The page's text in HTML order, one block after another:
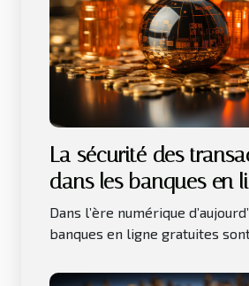
La sécurité des
dans les banques en
gratuites
Dans l’ère numérique
banques en ligne gratuites